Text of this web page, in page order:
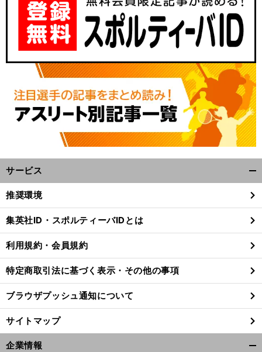
サービス
閉
る
推奨環境
集英社ID・スポルティーバIDとは
利用規約・会員規約
特定商取引法に基づく表示・その他の事項
ブラウザプッシュ通知について
サイトマップ
企業情報